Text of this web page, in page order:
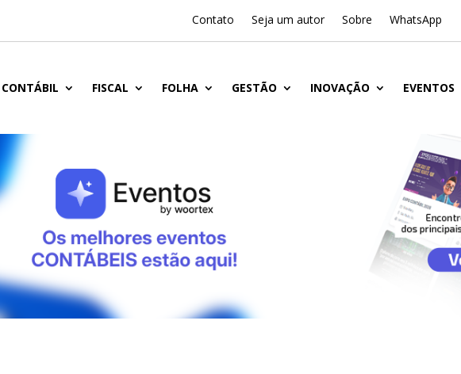
Contato Seja um autor Sobre WhatsApp
CONTÁBIL FISCAL FOLHA GESTÃO INOVAÇÃO EVENTOS